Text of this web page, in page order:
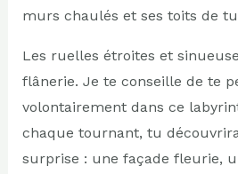
murs chaulés et ses toits de
Les ruelles étroites et
flânerie. Je te conseille de te
volontairement dans ce
chaque tournant, tu
surprise : une façade fleurie,